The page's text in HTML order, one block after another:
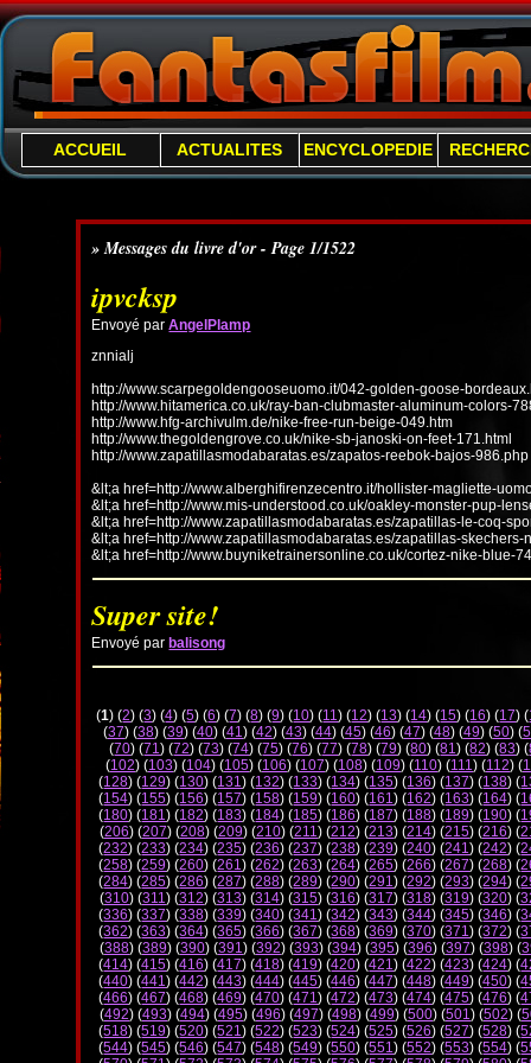
ACCUEIL ACTUALITES ENCYCLOPEDIE
» Messages du livre d'or - Page 1/1522
ipvcksp
Envoyé parAngelPlamp
znnialj
http://www.scarpegoldengooseuomo.it/042-golden-goose-
http://www.hitamerica.co.uk/ray-ban-clubmaster-aluminum-colors-
http://www.hfg-archivulm.de/nike-free-run-beige-049.htm
http://www.thegoldengrove.co.uk/nike-sb-janoski-on-feet-171.html
http://www.zapatillasmodabaratas.es/zapatos-reebok-bajos-986.php
&lt;a href=http://www.alberghifirenzecentro.it/hollister-magliette-
&lt;a href=http://www.mis-understood.co.uk/oakley-monster-pup-
&lt;a href=http://www.zapatillasmodabaratas.es/zapatillas-le-coq-
&lt;a href=http://www.zapatillasmodabaratas.es/zapatillas-
&lt;a href=http://www.buyniketrainersonline.co.uk/cortez-nike-blue-
Super site!
Envoyé par balisong
(1) (2) (3) (4) (5) (6) (7) (8) (9) (10) (11) (12) (13) (14) (15) (16) (17) (
(37) (38) (39) (40) (41) (42) (43) (44) (45) (46) (47) (48) (49) (50) (
(70) (71) (72) (73) (74) (75) (76) (77) (78) (79) (80) (81) (82) (83) (
(102) (103) (104) (105) (106) (107) (108) (109) (110) (111) (112) (
(128) (129) (130) (131) (132) (133) (134) (135) (136) (137) (138) (
(154) (155) (156) (157) (158) (159) (160) (161) (162) (163) (164) (
(180) (181) (182) (183) (184) (185) (186) (187) (188) (189) (190) (
(206) (207) (208) (209) (210) (211) (212) (213) (214) (215) (216) (
(232) (233) (234) (235) (236) (237) (238) (239) (240) (241) (242) (
(258) (259) (260) (261) (262) (263) (264) (265) (266) (267) (268) (
(284) (285) (286) (287) (288) (289) (290) (291) (292) (293) (294) (
(310) (311) (312) (313) (314) (315) (316) (317) (318) (319) (320) (
(336) (337) (338) (339) (340) (341) (342) (343) (344) (345) (346) (
(362) (363) (364) (365) (366) (367) (368) (369) (370) (371) (372) (
(388) (389) (390) (391) (392) (393) (394) (395) (396) (397) (398) (
(414) (415) (416) (417) (418) (419) (420) (421) (422) (423) (424) (
(440) (441) (442) (443) (444) (445) (446) (447) (448) (449) (450) (
(466) (467) (468) (469) (470) (471) (472) (473) (474) (475) (476) (
(492) (493) (494) (495) (496) (497) (498) (499) (500) (501) (502) (
(518) (519) (520) (521) (522) (523) (524) (525) (526) (527) (528) (
(544) (545) (546) (547) (548) (549) (550) (551) (552) (553) (554) (